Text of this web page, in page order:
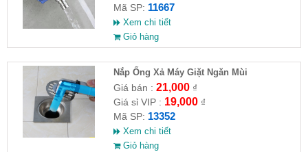
Mã SP: 11667
Xem chi tiết
Giỏ hàng
Nắp Ống Xả Máy Giặt Ngăn Mùi
Giá bán : 21,000₫
Giá sỉ VIP : 19,000₫
Mã SP: 13352
Xem chi tiết
Giỏ hàng